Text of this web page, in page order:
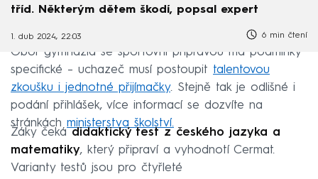
tříd. Některým dětem škodí, popsal expert
1. dub 2024, 22:03 6 min čtení
Obor gymnázia se sportovní přípravou má podmínky
specifické – uchazeč musí postoupit talentovou
zkoušku i jednotné přijímačky. Stejně tak je odlišné i
podání přihlášek, více informací se dozvíte na
stránkách ministerstva školství.
Žáky čeká didaktický test z českého jazyka a
matematiky, který připraví a vyhodnotí Cermat.
Varianty testů jsou pro čtyřleté